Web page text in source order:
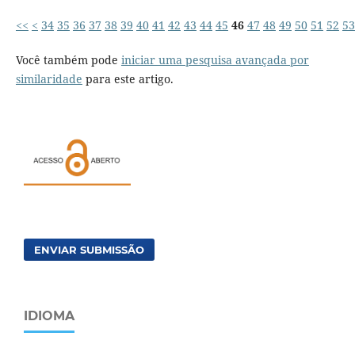
<< < 34 35 36 37 38 39 40 41 42 43 44 45 46 47 48 49 50 51 52 53
Você também pode iniciar uma pesquisa avançada por
similaridade para este artigo.
ENVIAR SUBMISSÃO
IDIOMA